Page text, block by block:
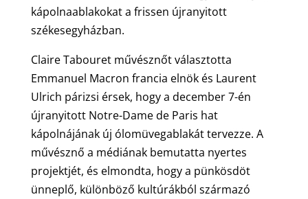
kápolnaablakokat a frissen újranyitott
székesegyházban.
Claire Tabouret művésznőt választotta
Emmanuel Macron francia elnök és Laurent
Ulrich párizsi érsek, hogy a december 7-én
újranyitott Notre-Dame de Paris hat
kápolnájának új ólomüvegablakát tervezze. A
művésznő a médiának bemutatta nyertes
projektjét, és elmondta, hogy a pünkösdöt
ünneplő, különböző kultúrákból származó